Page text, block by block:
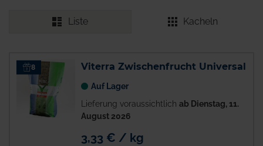
Liste Kacheln
8 Viterra Zwischenfrucht Universal
Auf Lager
Lieferung voraussichtlich ab Dienstag, 11.
August 2026
3,33 € / kg